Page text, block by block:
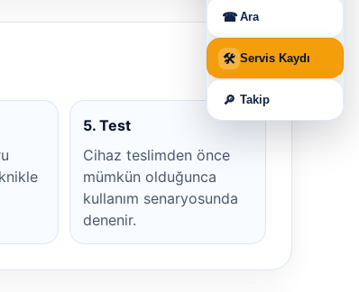
5. Test
Cihaz teslimden önce
mümkün olduğunca
kullanım senaryosunda
denenir.
☎ Ara
🛠 Servis Kaydı
🔎 Takip